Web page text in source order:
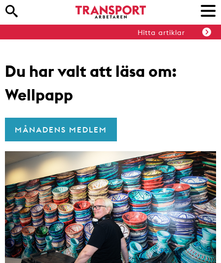
Hitta artiklar
Du har valt att läsa om:
Wellpapp
MÅNADENS MEDLEM